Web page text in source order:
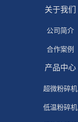
关于我们
公司简介
合作案例
产品中心
超微粉碎机
低温粉碎机